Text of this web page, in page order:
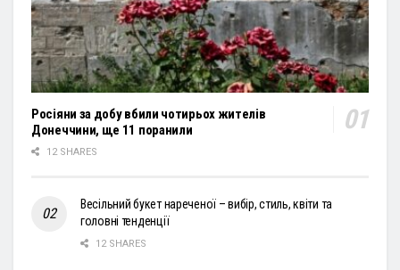
Росіяни за добу вбили чотирьох жителів
Донеччини, ще 11 поранили
12 SHARES
Весільний букет нареченої – вибір, стиль, квіти та
головні тенденції
12 SHARES